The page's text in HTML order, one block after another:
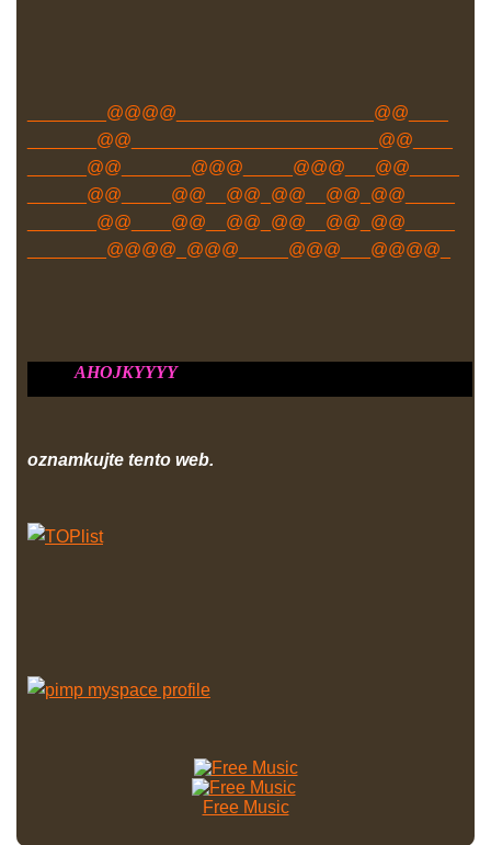
________@@@@____________________@@____
_______@@_________________________@@____
______@@_______@@@_____@@@___@@_____
______@@_____@@__@@_@@__@@_@@_____
_______@@____@@__@@_@@__@@_@@_____
________@@@@_@@@_____@@@___@@@@_
AHOJKYYYY
oznamkujte tento web.
Free Music